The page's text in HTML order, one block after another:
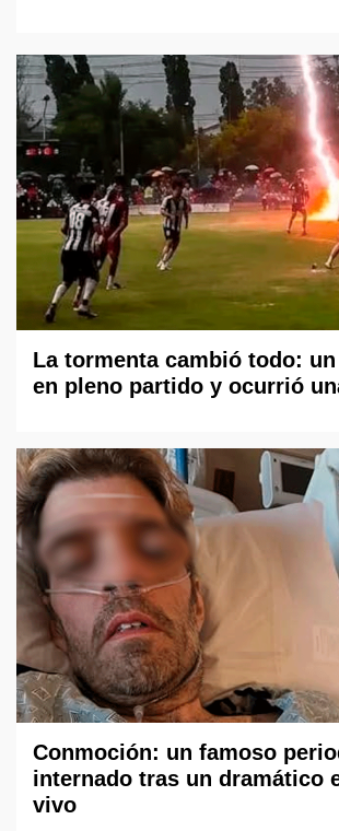
La tormenta cambió todo:
en pleno partido y ocurrió
Conmoción: un famoso
internado tras un dramático
vivo